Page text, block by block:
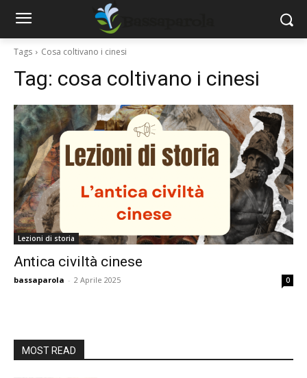
Tags Cosa coltivano i cinesi
Tag: cosa coltivano i cinesi
Lezioni di storia
Antica civiltà cinese
bassaparola - 2 Aprile 2025 0
MOST READ